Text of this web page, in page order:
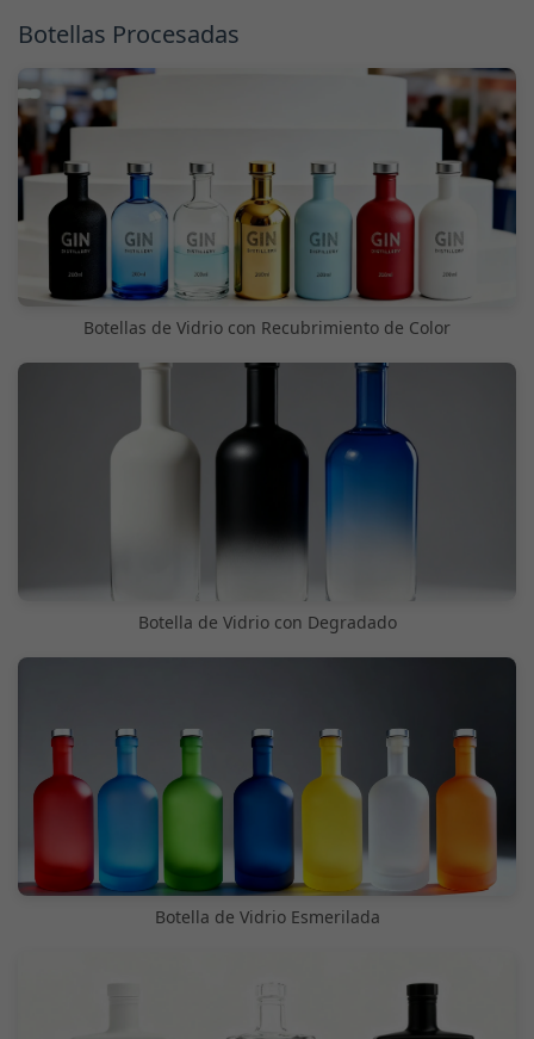
Botellas Procesadas
Botellas de Vidrio con Recubrimiento de Color
Botella de Vidrio con Degradado
Botella de Vidrio Esmerilada